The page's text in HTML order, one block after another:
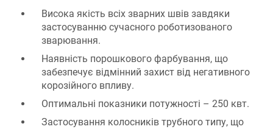
Висока якість всіх зварних швів завдяки
застосуванню сучасного роботизованого
зварювання.
Наявність порошкового фарбування, що
забезпечує відмінний захист від негативного
корозійного впливу.
Оптимальні показники потужності – 250 квт.
Застосування колосників трубного типу, що